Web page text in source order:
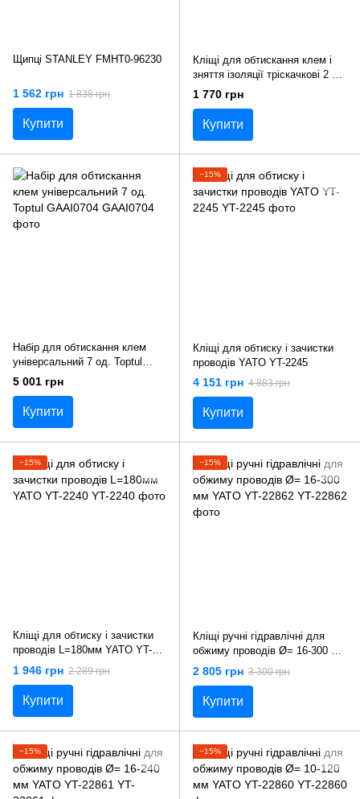
Щипці STANLEY FMHT0-96230
1 562 грн 1 838 грн
Купити
Кліщі для обтискання клем і
зняття ізоляції тріскачкові 2 в 1
Toptul DKCA2222
1 770 грн
Купити
Набір для обтискання клем
універсальний 7 од. Toptul
GAAI0704
5 001 грн
Купити
−15%
Кліщі для обтиску і зачистки
проводів YATO YT-2245
4 151 грн 4 883 грн
Купити
−15%
Кліщі для обтиску і зачистки
проводів L=180мм YATO YT-
2240
1 946 грн 2 289 грн
Купити
−15%
Кліщі ручні гідравлічні для
обжиму проводів Ø= 16-300 мм
YATO YT-22862
2 805 грн 3 300 грн
Купити
−15% −15%